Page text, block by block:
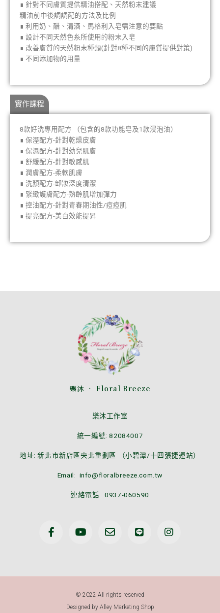
∎ 針對不同膚質提供精油搭配、天然粉末建議
精油前中後調調配的方法及比例
∎ 利用奶、醋、清酒、馬格利入皂需注意的要點
∎ 設計不同天然色糸所使用的粉末入皂
∎ 改善膚質的天然粉末種類(針對8種不同的膚質提供對策)
∎ 不同添加物的用量
實作課程
8款好洗專用配方 （包含的8款功能皂及1款浸泡油）
∎ 保溼配方-針對乾燥皮膚
∎ 保濕配方-針對幼兒肌膚
∎ 舒緩配方-針對敏感肌
∎ 潤膚配方-柔軟肌膚
∎ 洗顏配方-卸妝深度清潔
∎ 緊緻護膚配方-熟齡肌增加彈力
∎ 控油配方-針對青春期油性/痘痘肌
∎ 提亮配方-美白效能提昇
樂沐 • Floral Breeze
樂沐工作室
統一編號: 82084007
地址: 新北市新店區央北重劃區 （小碧潭/十四張捷運站）
Email: info@floralbreeze.com.tw
連絡電話: 0937-060590
F
a
o
Y
o
b
E
n
o
e
L
i
I
n
g
© 2022 All rights reserved
Designed by Alley Marketing Shop